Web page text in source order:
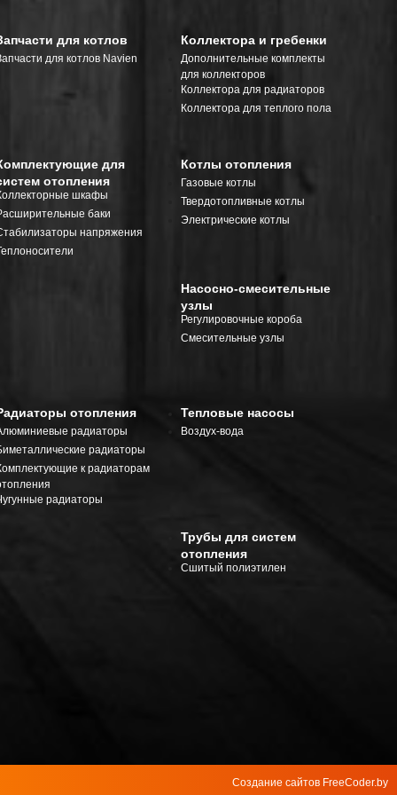
для котлов
для котлов Navien
Коллектора и гребенки
Дополнительные комплекты
для коллекторов
Коллектора для радиаторов
Коллектора для теплого пола
для
отопления
шкафы
баки
напряжения
Котлы отопления
Газовые котлы
Твердотопливные котлы
Электрические котлы
Насосно-смесительные
узлы
Регулировочные короба
Смесительные узлы
отопления
радиаторы
радиаторы
к радиаторам
радиаторы
Тепловые насосы
Воздух-вода
Трубы для систем
отопления
Сшитый полиэтилен
Создание сайтов FreeCoder.by